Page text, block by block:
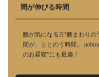
間が伸びる時間
腰が気になる方!腰まわりの
間が、ととのう時間。
のお昼寝”にも最適！